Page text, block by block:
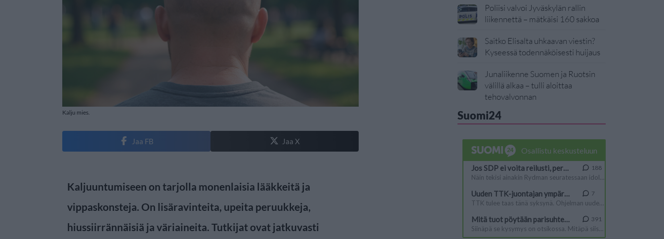
Kalju mies.
Jaa FB Jaa X
Kaljuuntumiseen on tarjolla monenlaisia lääkkeitä ja
vippaskonsteja. On lisäravinteita, upeita peruukkeja,
hiussiirrännäisiä ja väriaineita. Tutkijat ovat jatkuvasti
Poliisi valvoi Jyväskylän rallin
liikennettä – mätkäisi 160 sakkoa
Saitko Elisalta uhkaavan viestin?
Kyseessä todennäköisesti huijaus
Junaliikenne Suomen ja Ruotsin
välillä alkaa – tulli aloittaa
tehovalvonnan
Suomi24